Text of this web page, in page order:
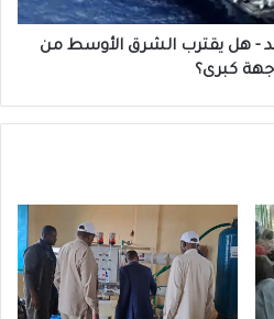
- هل يقترب الشرق الأوسط من
كبرى؟